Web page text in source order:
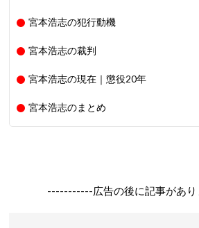
宮本浩志の犯行動機
宮本浩志の裁判
宮本浩志の現在｜懲役20年
宮本浩志のまとめ
-----------広告の後に記事があ